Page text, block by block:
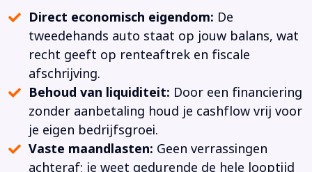
Direct economisch eigendom: De
tweedehands auto staat op jouw balans, wat
recht geeft op renteaftrek en fiscale
afschrijving.
Behoud van liquiditeit: Door een financiering
zonder aanbetaling houd je cashflow vrij voor
je eigen bedrijfsgroei.
Vaste maandlasten: Geen verrassingen
achteraf; je weet gedurende de hele looptijd